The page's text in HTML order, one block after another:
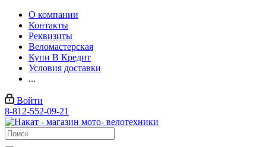
О компании
Контакты
Реквизиты
Веломастерская
Купи В Кредит
Условия доставки
...
Войти
8-812-552-09-21